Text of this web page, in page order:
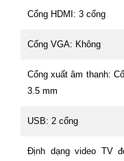
Cổng HDMI: 3 cổng
Cổng VGA: Không
Cổng xuất âm thanh:
3.5 mm
USB: 2 cổng
Định dạng video TV